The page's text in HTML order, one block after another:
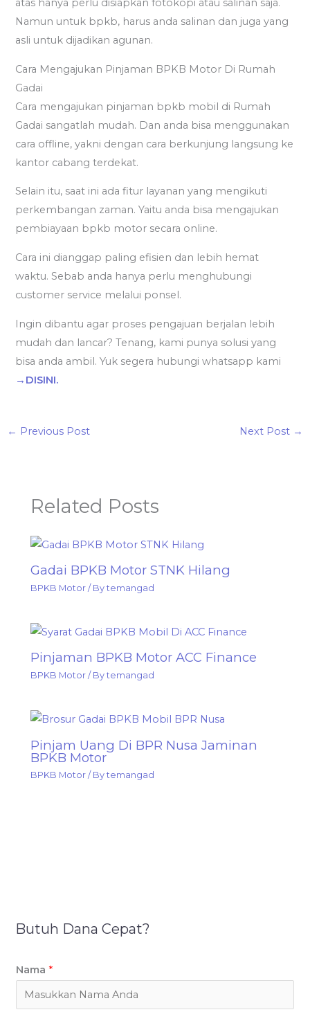
atas hanya perlu disiapkan fotokopi atau salinan saja.
Namun untuk bpkb, harus anda salinan dan juga yang
asli untuk dijadikan agunan.
Cara Mengajukan Pinjaman BPKB Motor Di Rumah
Gadai
Cara mengajukan pinjaman bpkb mobil di Rumah
Gadai sangatlah mudah. Dan anda bisa menggunakan
cara offline, yakni dengan cara berkunjung langsung ke
kantor cabang terdekat.
Selain itu, saat ini ada fitur layanan yang mengikuti
perkembangan zaman. Yaitu anda bisa mengajukan
pembiayaan bpkb motor secara online.
Cara ini dianggap paling efisien dan lebih hemat
waktu. Sebab anda hanya perlu menghubungi
customer service melalui ponsel.
Ingin dibantu agar proses pengajuan berjalan lebih
mudah dan lancar? Tenang, kami punya solusi yang
bisa anda ambil. Yuk segera hubungi whatsapp kami
→DISINI.
← Previous Post Next Post →
Related Posts
Gadai BPKB Motor STNK Hilang
BPKB Motor / Bytemangad
Pinjaman BPKB Motor ACC Finance
BPKB Motor / Bytemangad
Pinjam Uang Di BPR Nusa Jaminan
BPKB Motor
BPKB Motor / Bytemangad
Butuh Dana Cepat?
Nama *